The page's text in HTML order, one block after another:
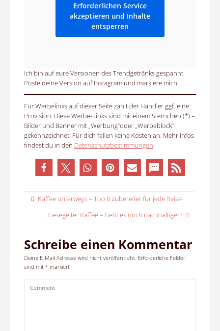
Erforderlichen Service
akzeptieren und Inhalte
entsperren
Ich bin auf eure Versionen des Trendgetränks gespannt.
Poste deine Version auf Instagram und markiere mich.
Für Werbelinks auf dieser Seite zahlt der Händler ggf. eine
Provision. Diese Werbe-Links sind mit einem Sternchen (*) –
Bilder und Banner mit „Werbung“oder „Werbeblock“
gekennzeichnet. Für dich fallen keine Kosten an. Mehr Infos
findest du in den Datenschutzbestimmungen.
Kaffee unterwegs – Top 8 Zubereiter für jede Reise
Gesegelter Kaffee – Geht es noch nachhaltiger?
Schreibe einen Kommentar
Deine E-Mail-Adresse wird nicht veröffentlicht. Erforderliche Felder
sind mit *markiert